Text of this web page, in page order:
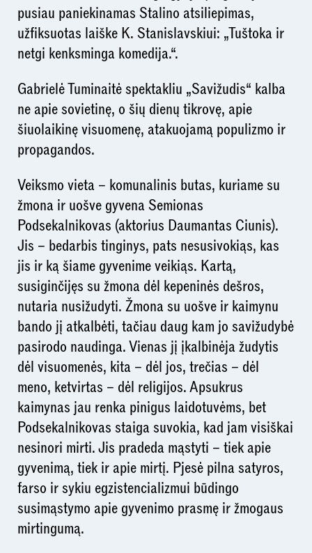
pusiau paniekinamas Stalino atsiliepimas,
užfiksuotas laiške K. Stanislavskiui: „Tuštoka ir
netgi kenksminga komedija.“.
Gabrielė Tuminaitė spektakliu „Savižudis“ kalba
ne apie sovietinę, o šių dienų tikrovę, apie
šiuolaikinę visuomenę, atakuojamą populizmo ir
propagandos.
Veiksmo vieta – komunalinis butas, kuriame su
žmona ir uošve gyvena Semionas
Podsekalnikovas (aktorius Daumantas Ciunis).
Jis – bedarbis tinginys, pats nesusivokiąs, kas
jis ir ką šiame gyvenime veikiąs. Kartą,
susiginčijęs su žmona dėl kepeninės dešros,
nutaria nusižudyti. Žmona su uošve ir kaimynu
bando jį atkalbėti, tačiau daug kam jo savižudybė
pasirodo naudinga. Vienas jį įkalbinėja žudytis
dėl visuomenės, kita – dėl jos, trečias – dėl
meno, ketvirtas – dėl religijos. Apsukrus
kaimynas jau renka pinigus laidotuvėms, bet
Podsekalnikovas staiga suvokia, kad jam visiškai
nesinori mirti. Jis pradeda mąstyti – tiek apie
gyvenimą, tiek ir apie mirtį. Pjesė pilna satyros,
farso ir sykiu egzistencializmui būdingo
susimąstymo apie gyvenimo prasmę ir žmogaus
mirtingumą.